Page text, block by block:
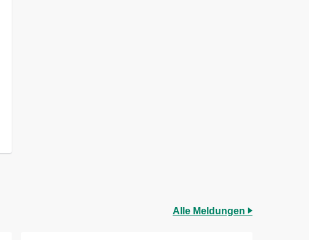
Alle Meldungen